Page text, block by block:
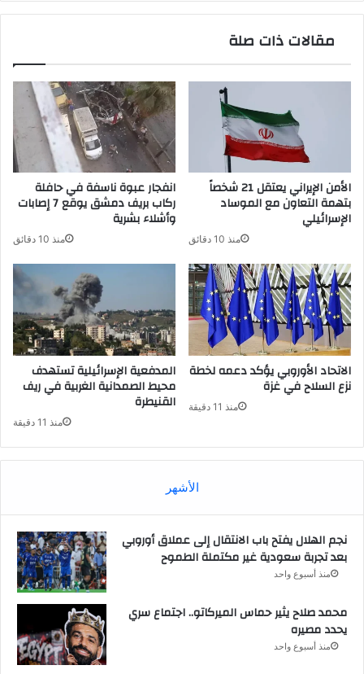
مقالات ذات صلة
انفجار عبوة ناسفة في حافلة
ركاب بريف دمشق يوقع 7 إصابات
وأشلاء بشرية
منذ 10 دقائق
الأمن الإيراني يعتقل 21 شخصاً
بتهمة التعاون مع الموساد
الإسرائيلي
منذ 10 دقائق
المدفعية الإسرائيلية تستهدف
محيط الصمدانية الغربية في ريف
القنيطرة
منذ 11 دقيقة
الاتحاد الأوروبي يؤكد دعمه لخطة
نزع السلاح في غزة
منذ 11 دقيقة
الأشهر
نجم الهلال يفتح باب الانتقال إلى عملاق أوروبي
بعد تجربة سعودية غير مكتملة الطموح
منذ أسبوع واحد
محمد صلاح يثير حماس الميركاتو.. اجتماع سري
يحدد مصيره
منذ أسبوع واحد